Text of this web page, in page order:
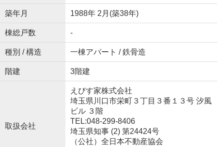
築年月 1988年 2月(築38年)
棟総戸数 -
種別 / 構造 一棟アパート / 鉄骨造
階建 3階建
取扱会社
えびす家株式会社
埼玉県川口市栄町３丁目３番１３号 汐風
ビル ３階
TEL:048-299-8406
埼玉県知事 (2) 第24424号
（公社）全日本不動産協会